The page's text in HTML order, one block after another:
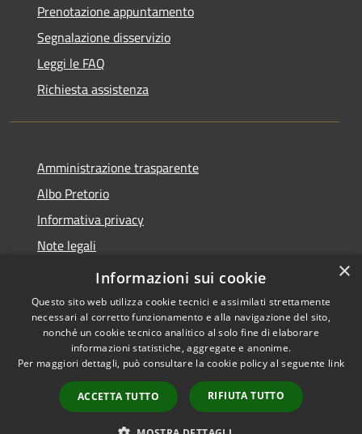
Prenotazione appuntamento
Segnalazione disservizio
Leggi le FAQ
Richiesta assistenza
Amministrazione trasparente
Albo Pretorio
Informativa privacy
Note legali
Dichiarazione di accessibilità
Accessibilità
Copyright © 2026 • Città di
Cornate d'Adda • Powered by
Municipium•
Accesso
redazione
×
Informazioni sui cookie
Questo sito web utilizza cookie tecnici e assimilati strettamente
necessari al corretto funzionamento e alla navigazione del sito,
nonché un cookie tecnico analitico al solo fine di elaborare
informazioni statistiche, aggregate e anonime.
Per maggiori dettagli, può consultare la cookie policy al seguente link
ACCETTA TUTTO RIFIUTA TUTTO